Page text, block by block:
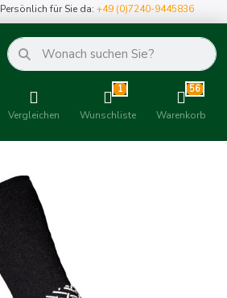
Persönlich für Sie da:+49 (0)7240-9445836
Vergleichen
1
Wunschliste
56
Warenkorb